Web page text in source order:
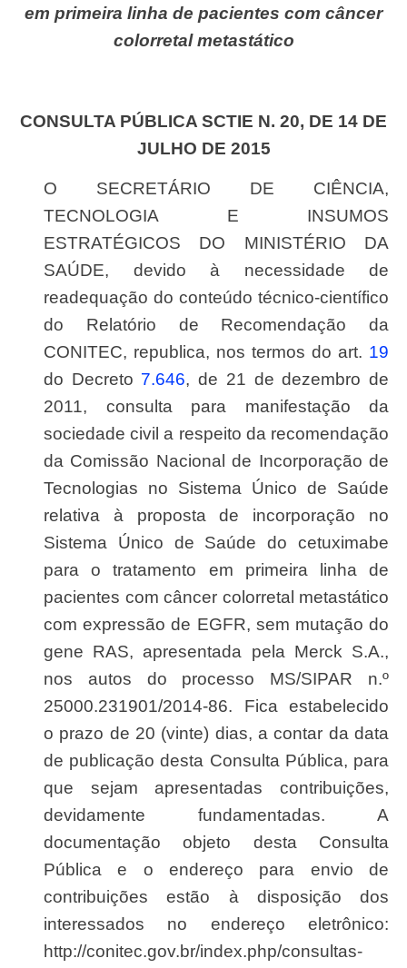
em primeira linha de pacientes com câncer
colorretal metastático
CONSULTA PÚBLICA SCTIE N. 20, DE 14 DE
JULHO DE 2015
O SECRETÁRIO DE CIÊNCIA,
TECNOLOGIA E INSUMOS
ESTRATÉGICOS DO MINISTÉRIO DA
SAÚDE, devido à necessidade de
readequação do conteúdo técnico-científico
do Relatório de Recomendação da
CONITEC, republica, nos termos do art. 19
do Decreto 7.646, de 21 de dezembro de
2011, consulta para manifestação da
sociedade civil a respeito da recomendação
da Comissão Nacional de Incorporação de
Tecnologias no Sistema Único de Saúde
relativa à proposta de incorporação no
Sistema Único de Saúde do cetuximabe
para o tratamento em primeira linha de
pacientes com câncer colorretal metastático
com expressão de EGFR, sem mutação do
gene RAS, apresentada pela Merck S.A.,
nos autos do processo MS/SIPAR n.º
25000.231901/2014-86. Fica estabelecido
o prazo de 20 (vinte) dias, a contar da data
de publicação desta Consulta Pública, para
que sejam apresentadas contribuições,
devidamente fundamentadas. A
documentação objeto desta Consulta
Pública e o endereço para envio de
contribuições estão à disposição dos
interessados no endereço eletrônico:
http://conitec.gov.br/index.php/consultas-